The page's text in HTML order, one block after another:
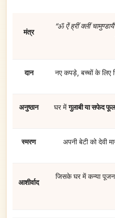
मंत्र
“ॐ ऐं ह्रीं क्लीं
दान नए कपड़े, बच्चों के लिए
अनुष्ठान घर मेंगुलाबी या सफेद फूल
स्मरण अपनी बेटी को देवी
आशीर्वाद
जिसके घर में कन्या